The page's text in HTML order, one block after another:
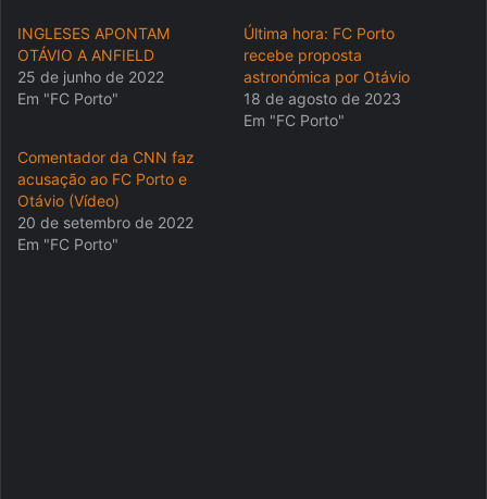
INGLESES APONTAM
OTÁVIO A ANFIELD
25 de junho de 2022
Em "FC Porto"
Última hora: FC Porto
recebe proposta
astronómica por Otávio
18 de agosto de 2023
Em "FC Porto"
Comentador da CNN faz
acusação ao FC Porto e
Otávio (Vídeo)
20 de setembro de 2022
Em "FC Porto"